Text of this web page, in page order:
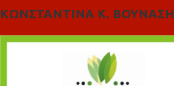
ΚΩΝΣΤΑΝΤΙΝΑ Κ. ΒΟΥΝΑΣΗ